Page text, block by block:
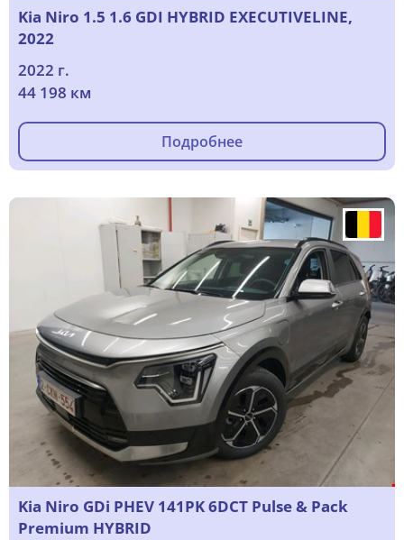
Kia Niro 1.5 1.6 GDI HYBRID EXECUTIVELINE,
2022
2022 г.
44 198 км
Подробнее
Kia Niro GDi PHEV 141PK 6DCT Pulse & Pack
Premium HYBRID